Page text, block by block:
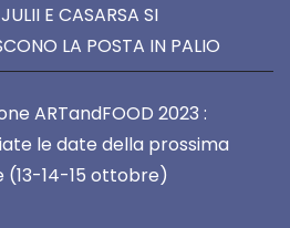
E CASARSA SI
LA POSTA IN PALIO
ARTandFOOD 2023 :
le date della prossima
(13-14-15 ottobre)